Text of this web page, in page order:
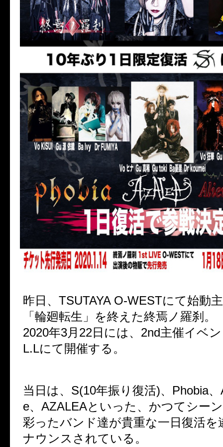
昨日、TSUTAYA O-WESTにて始動
「輪廻転生」を終えた終焉ノ羅刹。
2020年3月22日には、2nd主催イベ
L.Lにて開催する。
当日は、S(10年振り復活)、Phobia、
e、AZALEAといった、かつてシー
彩ったバンド達が貴重な一日復活を
ナウンスされている。